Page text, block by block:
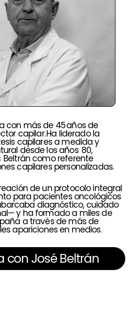
con más de 45 años de
capilar. Ha liderado la
capilares a medida y
desde los años 80,
como referente
capilares personalizadas.
de un protocolo integral
para pacientes oncológicos
diagnóstico, cuidado
y ha formado a miles de
a través de más de
apariciones en medios.
con José Beltrán